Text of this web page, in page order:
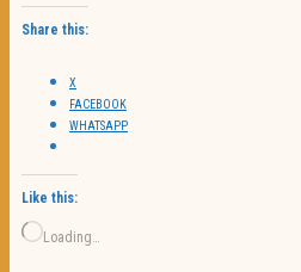
Share this:
X
FACEBOOK
WHATSAPP
Like this:
Loading…